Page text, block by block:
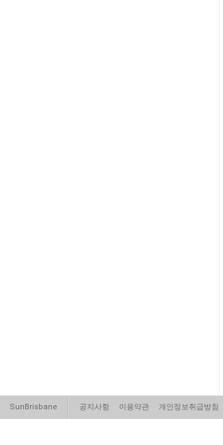
SunBrisbane 공지사항 이용약관 개인정보취급방침